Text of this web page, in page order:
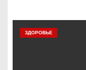
ЗДОРОВЬЕ